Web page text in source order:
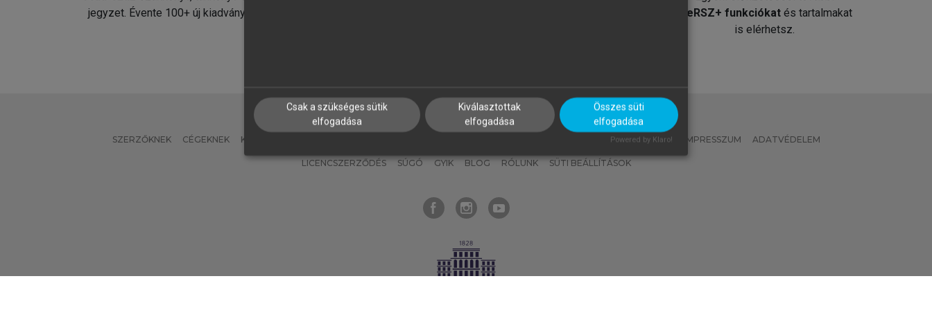
jegyzet. Évente 100+ új kiadvány.
MeRSZ+ funkciókat és tartalmakat
is elérhetsz.
SZERZŐKNEK CÉGEKNEK KÖNYVTÁROSOKNAK MI – ÁLTALÁNOS IRÁNYELVEK IMPRESSZUM ADATVÉDELEM
LICENCSZERZŐDÉS SÚGÓ GYIK BLOG RÓLUNK SÜTI BEÁLLÍTÁSOK
Csak a szükséges sütik
elfogadása
Kiválasztottak
elfogadása
Összes süti
elfogadása
Powered by Klaro!